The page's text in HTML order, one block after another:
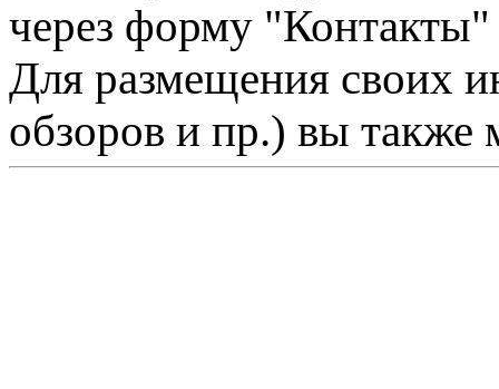
через форму "Контакты"
Для размещения своих
обзоров и пр.) вы также